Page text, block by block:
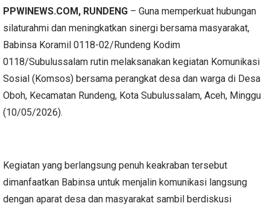
PPWINEWS.COM, RUNDENG – Guna memperkuat hubungan
silaturahmi dan meningkatkan sinergi bersama masyarakat,
Babinsa Koramil 0118-02/Rundeng Kodim
0118/Subulussalam rutin melaksanakan kegiatan Komunikasi
Sosial (Komsos) bersama perangkat desa dan warga di Desa
Oboh, Kecamatan Rundeng, Kota Subulussalam, Aceh, Minggu
(10/05/2026).
Kegiatan yang berlangsung penuh keakraban tersebut
dimanfaatkan Babinsa untuk menjalin komunikasi langsung
dengan aparat desa dan masyarakat sambil berdiskusi